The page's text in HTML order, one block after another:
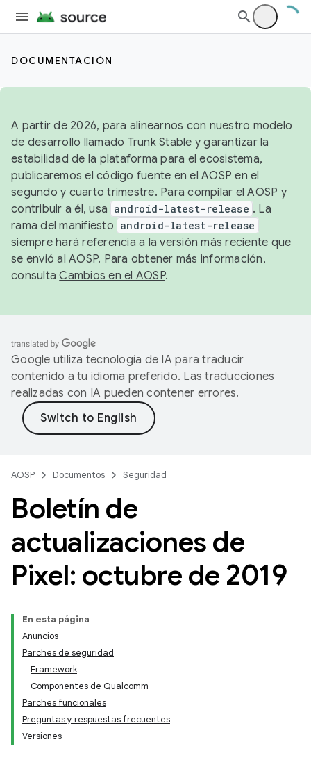
DOCUMENTACIÓN
A partir de 2026, para alinearnos con nuestro modelo
de desarrollo llamado Trunk Stable y garantizar la
estabilidad de la plataforma para el ecosistema,
publicaremos el código fuente en el AOSP en el
segundo y cuarto trimestre. Para compilar el AOSP y
contribuir a él, usa android-latest-release . La
rama del manifiesto android-latest-release
siempre hará referencia a la versión más reciente que
se envió al AOSP. Para obtener más información,
consultaCambios en el AOSP.
Google utiliza tecnología de IA para traducir
contenido a tu idioma preferido. Las traducciones
realizadas con IA pueden contener errores.
AOSP Documentos Seguridad
Boletín de
actualizaciones de
Pixel: octubre de 2019
En esta página
Anuncios
Parches de seguridad
Framework
Componentes de Qualcomm
Parches funcionales
Preguntas y respuestas frecuentes
Versiones